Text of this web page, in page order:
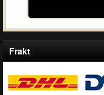
Frakt